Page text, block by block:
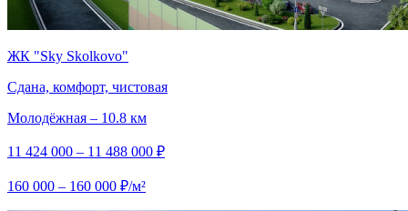
ЖК "Sky Skolkovo"
Сдана, комфорт, чистовая
Молодёжная – 10.8 км
11 424 000 – 11 488 000 ₽
160 000 – 160 000 ₽/м²